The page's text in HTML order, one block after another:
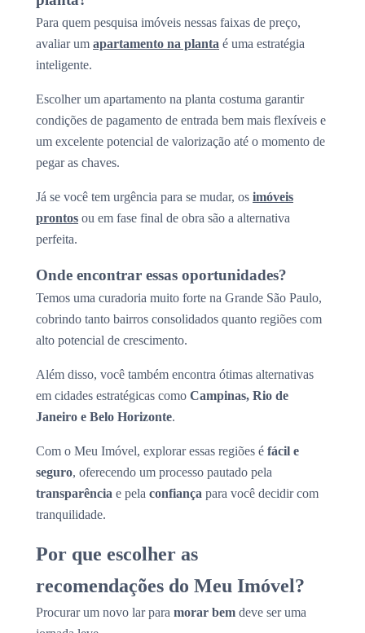
Para quem pesquisa imóveis nessas faixas de preço,
avaliar um apartamento na planta é uma estratégia
inteligente.
Escolher um apartamento na planta costuma garantir
condições de pagamento de entrada bem mais flexíveis e
um excelente potencial de valorização até o momento de
pegar as chaves.
Já se você tem urgência para se mudar, os imóveis
prontos ou em fase final de obra são a alternativa
perfeita.
Onde encontrar essas oportunidades?
Temos uma curadoria muito forte na Grande São Paulo,
cobrindo tanto bairros consolidados quanto regiões com
alto potencial de crescimento.
Além disso, você também encontra ótimas alternativas
em cidades estratégicas como Campinas, Rio de
Janeiro e Belo Horizonte.
Com o Meu Imóvel, explorar essas regiões é fácil e
seguro, oferecendo um processo pautado pela
transparência e pela confiança para você decidir com
tranquilidade.
Por que escolher as
recomendações do Meu Imóvel?
Procurar um novo lar para morar bem deve ser uma